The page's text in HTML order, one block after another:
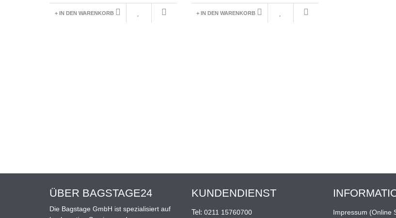
+ IN DEN WARENKORB + IN DEN WARENKORB
ÜBER BAGSTAGE24
Die Bagstage GmbH ist spezialisiert auf
KUNDENDIENST
Tel: 0211 15760700 Impressum (Online